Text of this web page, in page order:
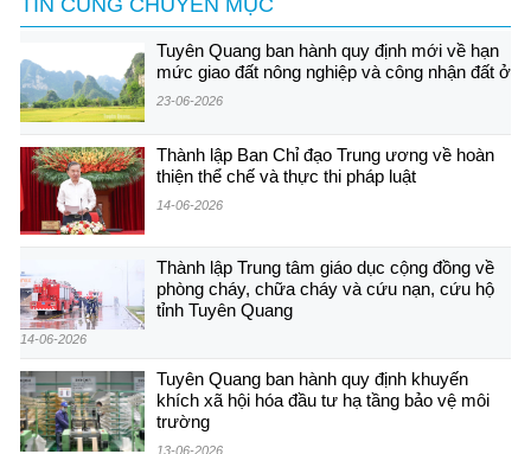
Tuyên Quang ban hành quy định mới về hạn
mức giao đất nông nghiệp và công nhận đất ở
23-06-2026
Thành lập Ban Chỉ đạo Trung ương về hoàn
thiện thể chế và thực thi pháp luật
14-06-2026
Thành lập Trung tâm giáo dục cộng đồng về
phòng cháy, chữa cháy và cứu nạn, cứu hộ
tỉnh Tuyên Quang
14-06-2026
Tuyên Quang ban hành quy định khuyến
khích xã hội hóa đầu tư hạ tầng bảo vệ môi
trường
13-06-2026